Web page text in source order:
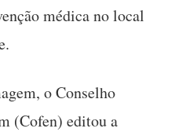
médica no local
o Conselho
(Cofen) editou a